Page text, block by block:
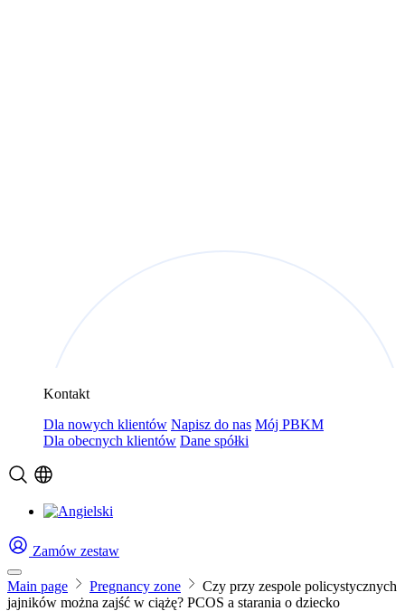
Kontakt
Dla nowych klientów Napisz do nas Mój PBKM
Dla obecnych klientów Dane spółki
Zamów zestaw
Main page Pregnancy zone
Czy przy zespole policystycznych
jajników można zajść w ciążę? PCOS a starania o dziecko